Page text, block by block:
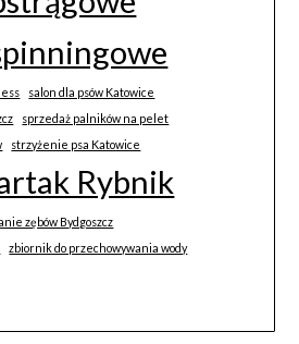
salon dla psów Katowice
sprzedaż palników na pelet
strzyżenie psa Katowice
Rybnik
zębów Bydgoszcz
zbiornik do przechowywania wody